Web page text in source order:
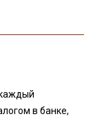
в банке,